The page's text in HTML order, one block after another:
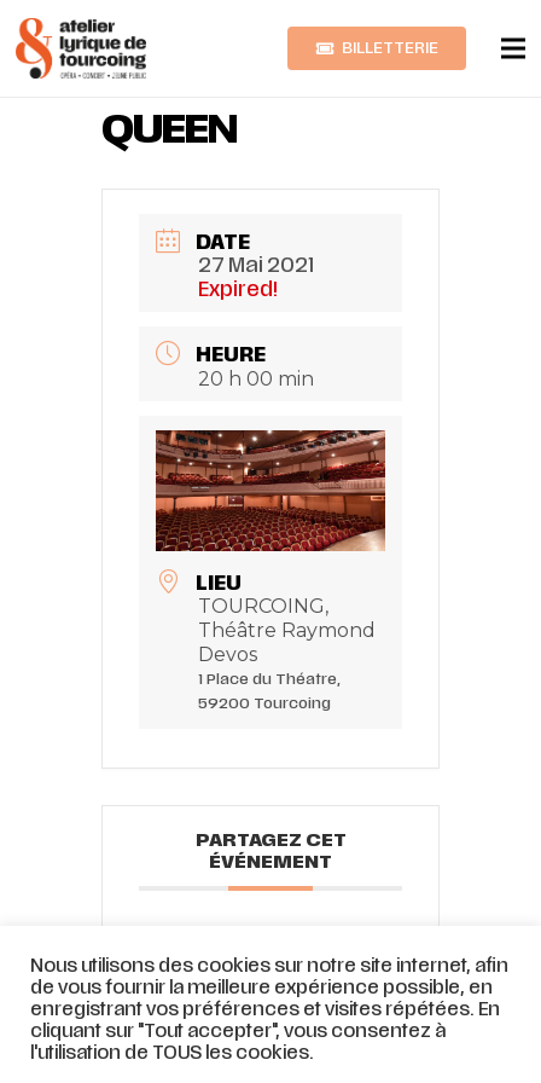
BILLETTERIE
THE FAIRY
QUEEN
DATE
27 Mai 2021
Expired!
HEURE
20 h 00 min
LIEU
TOURCOING,
Théâtre Raymond
Devos
1 Place du Théatre,
59200 Tourcoing
PARTAGEZ CET
ÉVÉNEMENT
Nous utilisons des cookies sur notre site internet, afin
de vous fournir la meilleure expérience possible, en
enregistrant vos préférences et visites répétées. En
cliquant sur "Tout accepter", vous consentez à
l'utilisation de TOUS les cookies.